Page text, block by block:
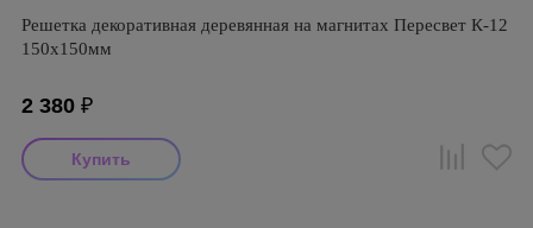
Решетка декоративная деревянная на магнитах Пересвет К-12
150х150мм
2 380 ₽